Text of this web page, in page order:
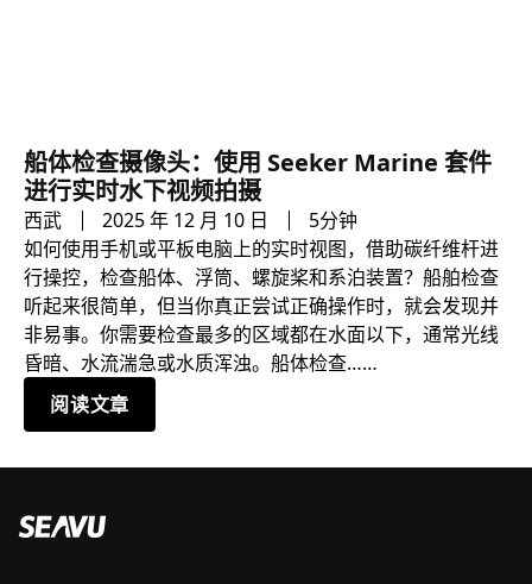
船体检查摄像头：使用 Seeker Marine 套件
进行实时水下视频拍摄
西武 2025 年 12 月 10 日
5分钟
如何使用手机或平板电脑上的实时视图，借助碳纤维杆进
行操控，检查船体、浮筒、螺旋桨和系泊装置？船舶检查
听起来很简单，但当你真正尝试正确操作时，就会发现并
非易事。你需要检查最多的区域都在水面以下，通常光线
昏暗、水流湍急或水质浑浊。船体检查……
阅读文章